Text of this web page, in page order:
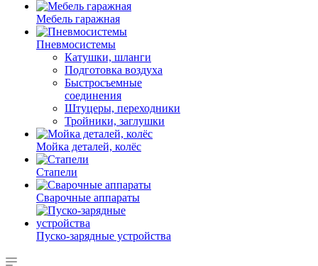
Мебель гаражная
Пневмосистемы
Катушки, шланги
Подготовка воздуха
Быстросъемные
соединения
Штуцеры, переходники
Тройники, заглушки
Мойка деталей, колёс
Стапели
Сварочные аппараты
Пуско-зарядные устройства